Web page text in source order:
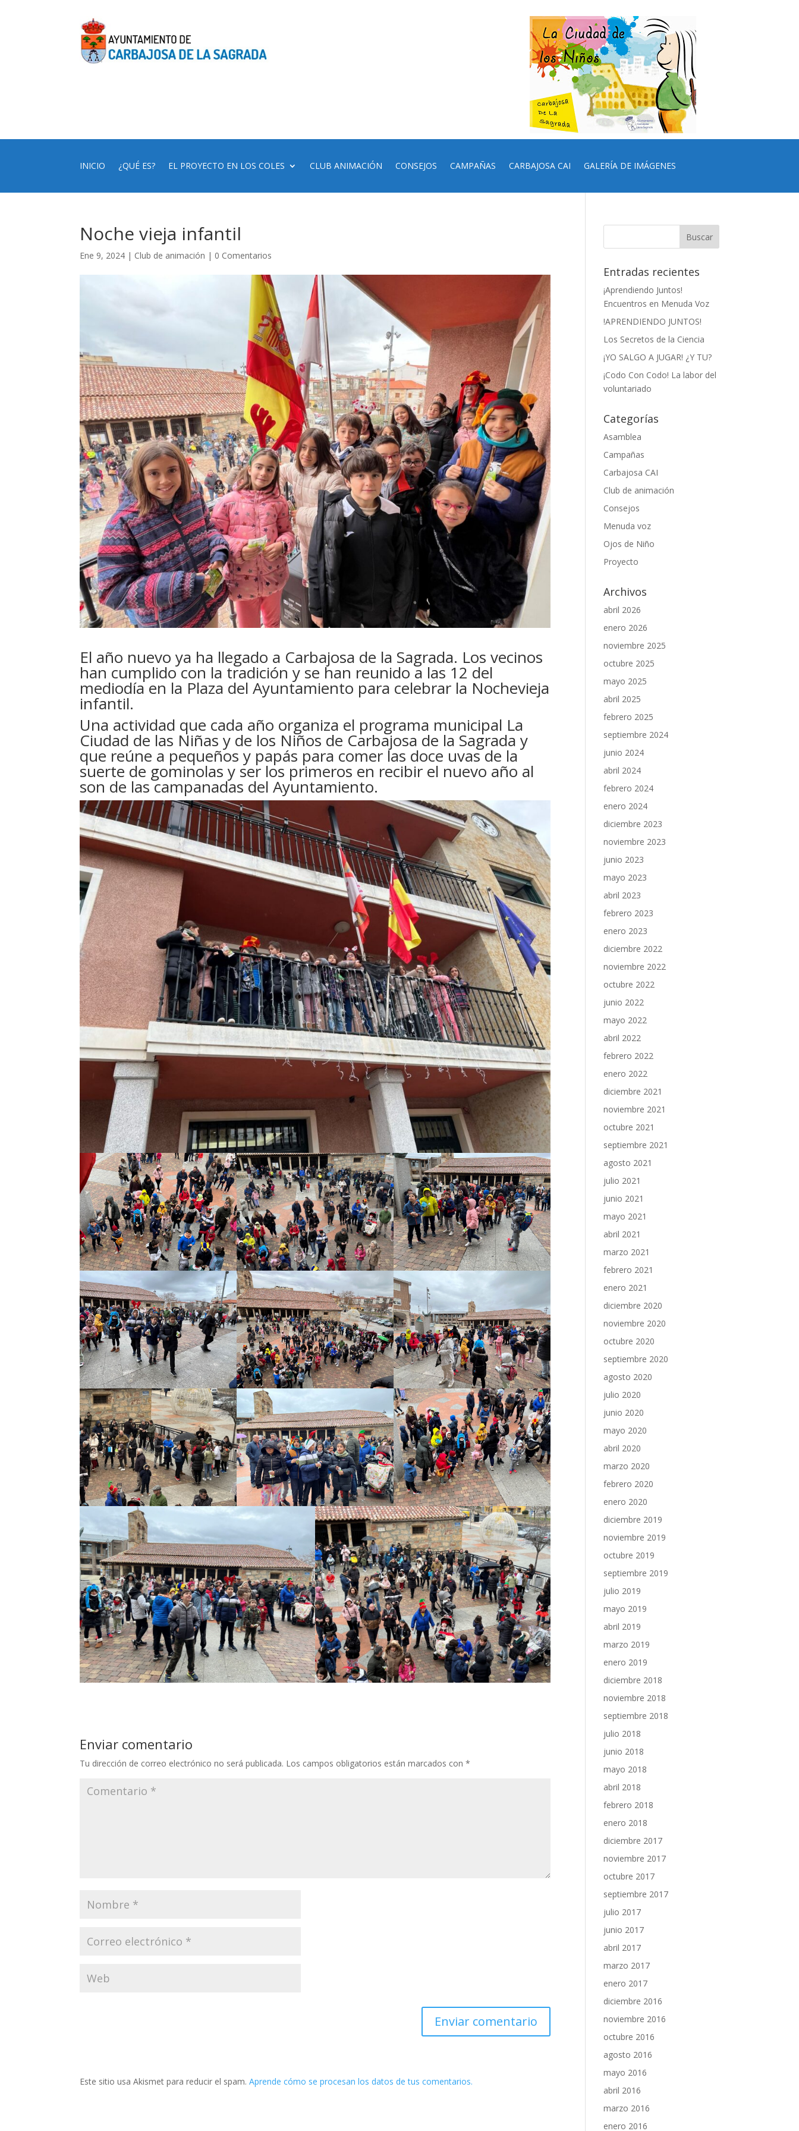
INICIO ¿QUÉ ES? EL PROYECTO EN LOS COLES CLUB ANIMACIÓN CONSEJOS CAMPAÑAS CARBAJOSA CAI GALERÍA DE IMÁGENES
Noche vieja infantil
Ene 9, 2024 | Club de animación | 0 Comentarios
El año nuevo ya ha llegado a Carbajosa de la Sagrada. Los vecinos
han cumplido con la tradición y se han reunido a las 12 del
mediodía en la Plaza delAyuntamiento para celebrar la Nochevieja
infantil.
Una actividad que cada año organiza el programa municipal La
Ciudad de las Niñas y de los Niños de Carbajosa de la Sagrada y
que reúne a pequeños y papás para comer las doce uvas de la
suerte de gominolas y ser los primeros en recibir el nuevo año al
son de las campanadas del Ayuntamiento.
Enviar comentario
Tu dirección de correo electrónico no será publicada. Los campos obligatorios están marcados con*
Este sitio usa Akismet para reducir el spam.Aprende cómo se procesan los datos de tus comentarios.
Entradas recientes
¡Aprendiendo Juntos!
Encuentros en Menuda Voz
!APRENDIENDO JUNTOS!
Los Secretos de la Ciencia
¡YO SALGO A JUGAR! ¿Y TU?
¡Codo Con Codo! La labor del
voluntariado
Categorías
Asamblea
Campañas
Carbajosa CAI
Club de animación
Consejos
Menuda voz
Ojos de Niño
Proyecto
Archivos
abril 2026
enero 2026
noviembre 2025
octubre 2025
mayo 2025
abril 2025
febrero 2025
septiembre 2024
junio 2024
abril 2024
febrero 2024
enero 2024
diciembre 2023
noviembre 2023
junio 2023
mayo 2023
abril 2023
febrero 2023
enero 2023
diciembre 2022
noviembre 2022
octubre 2022
junio 2022
mayo 2022
abril 2022
febrero 2022
enero 2022
diciembre 2021
noviembre 2021
octubre 2021
septiembre 2021
agosto 2021
julio 2021
junio 2021
mayo 2021
abril 2021
marzo 2021
febrero 2021
enero 2021
diciembre 2020
noviembre 2020
octubre 2020
septiembre 2020
agosto 2020
julio 2020
junio 2020
mayo 2020
abril 2020
marzo 2020
febrero 2020
enero 2020
diciembre 2019
noviembre 2019
octubre 2019
septiembre 2019
julio 2019
mayo 2019
abril 2019
marzo 2019
enero 2019
diciembre 2018
noviembre 2018
septiembre 2018
julio 2018
junio 2018
mayo 2018
abril 2018
febrero 2018
enero 2018
diciembre 2017
noviembre 2017
octubre 2017
septiembre 2017
julio 2017
junio 2017
abril 2017
marzo 2017
enero 2017
diciembre 2016
noviembre 2016
octubre 2016
agosto 2016
mayo 2016
abril 2016
marzo 2016
enero 2016